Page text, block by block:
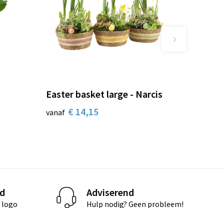
Easter basket large - Narcis
vanaf € 14,15
logo
Adviserend
Hulp nodig? Geen probleem!